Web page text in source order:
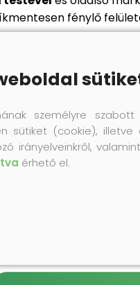
fénylő
Termék
személyre
sütiket (cookie),
irányelveinkről,
érhető el.